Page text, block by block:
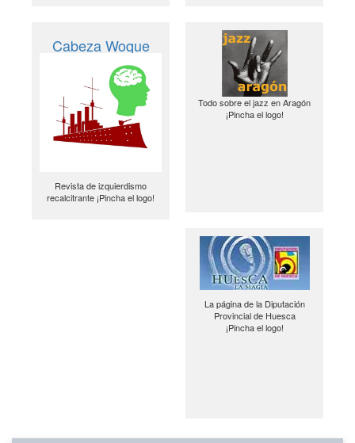
Cabeza Woque
Revista de izquierdismo
recalcitrante ¡Pincha el logo!
Todo sobre el jazz en Aragón
¡Pincha el logo!
La página de la Diputación
Provincial de Huesca
¡Pincha el logo!